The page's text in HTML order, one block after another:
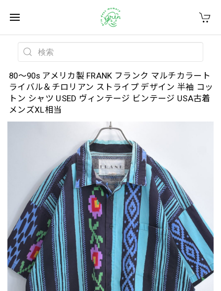
80～90s アメリカ製 FRANK フランク マルチカラート
ライバル＆チロリアン ストライプ デザイン 半袖 コッ
トン シャツ USED ヴィンテージ ビンテージ USA古着
メンズXL相当